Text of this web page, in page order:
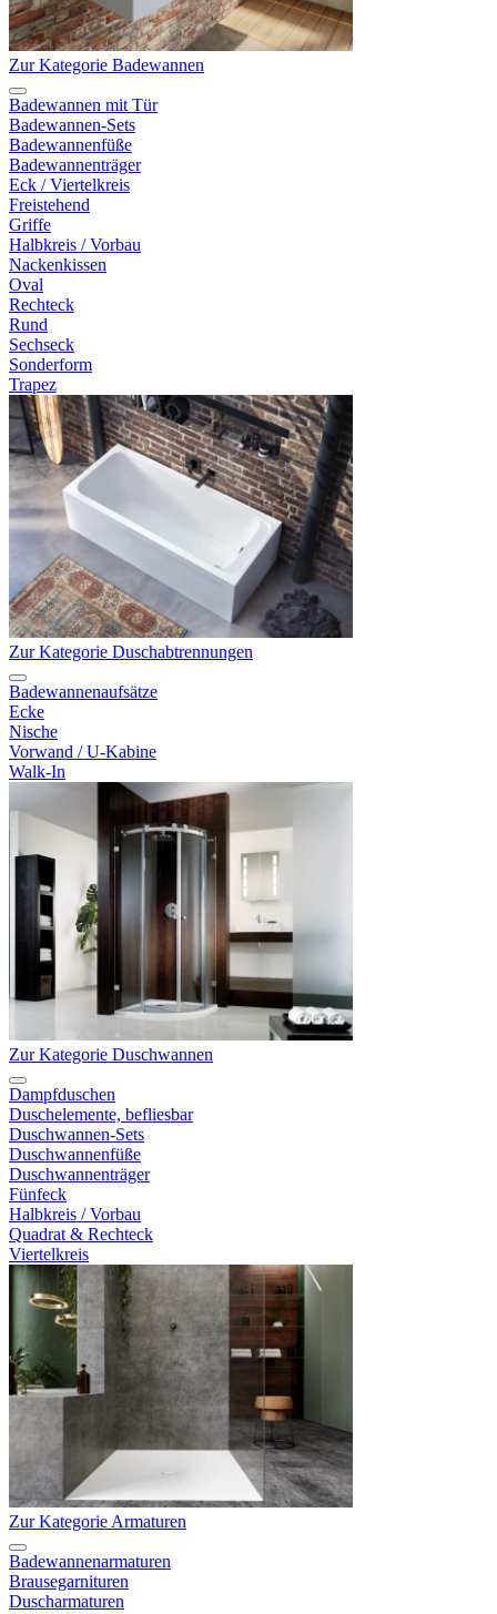
Zur Kategorie Badewannen
Badewannen mit Tür
Badewannen-Sets
Badewannenfüße
Badewannenträger
Eck / Viertelkreis
Freistehend
Griffe
Halbkreis / Vorbau
Nackenkissen
Oval
Rechteck
Rund
Sechseck
Sonderform
Trapez
Zur Kategorie Duschabtrennungen
Badewannenaufsätze
Ecke
Nische
Vorwand / U-Kabine
Walk-In
Zur Kategorie Duschwannen
Dampfduschen
Duschelemente, befliesbar
Duschwannen-Sets
Duschwannenfüße
Duschwannenträger
Fünfeck
Halbkreis / Vorbau
Quadrat & Rechteck
Viertelkreis
Zur Kategorie Armaturen
Badewannenarmaturen
Brausegarnituren
Duscharmaturen